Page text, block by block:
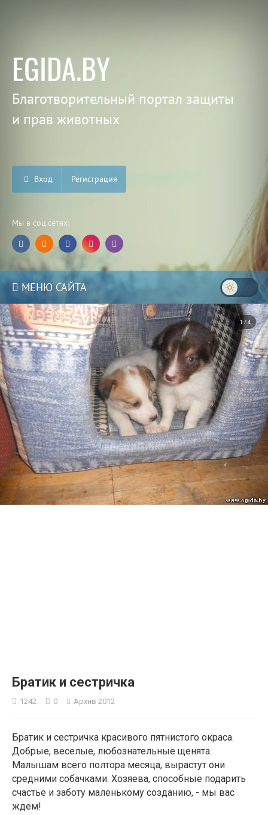
EGIDA.BY
Благотворительный портал защиты
и прав животных
Вход Регистрация
Мы в соц.сетях:
МЕНЮ САЙТА
1 / 4
Братик и сестричка
1242 0 Архив 2012
Братик и сестричка красивого пятнистого окраса.
Добрые, веселые, любознательные щенята.
Малышам всего полтора месяца, вырастут они
средними собачками. Хозяева, способные подарить
счастье и заботу маленькому созданию, - мы вас
ждем!